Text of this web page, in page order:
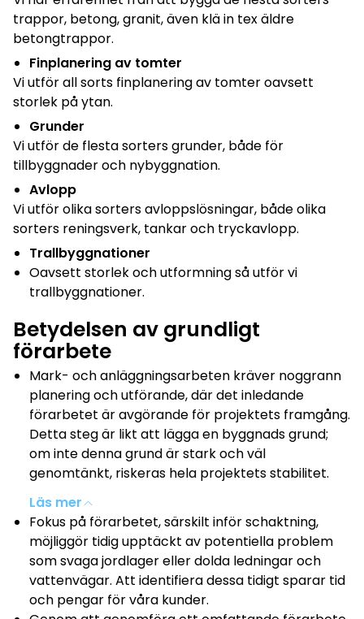
trappor, betong, granit, även klä in tex äldre
betongtrappor.
Finplanering av tomter
Vi utför all sorts finplanering av tomter oavsett
storlek på ytan.
Grunder
Vi utför de flesta sorters grunder, både för
tillbyggnader och nybyggnation.
Avlopp
Vi utför olika sorters avloppslösningar, både olika
sorters reningsverk, tankar och tryckavlopp.
Trallbyggnationer
Oavsett storlek och utformning så utför vi
trallbyggnationer.
Betydelsen av grundligt
förarbete
Mark- och anläggningsarbeten kräver noggrann
planering och utförande, där det inledande
förarbetet är avgörande för projektets framgång.
Detta steg är likt att lägga en byggnads grund;
om inte denna grund är stark och väl
genomtänkt, riskeras hela projektets stabilitet.
Läs mer
Fokus på förarbetet, särskilt inför schaktning,
möjliggör tidig upptäckt av potentiella problem
som svaga jordlager eller dolda ledningar och
vattenvägar. Att identifiera dessa tidigt sparar tid
och pengar för våra kunder.